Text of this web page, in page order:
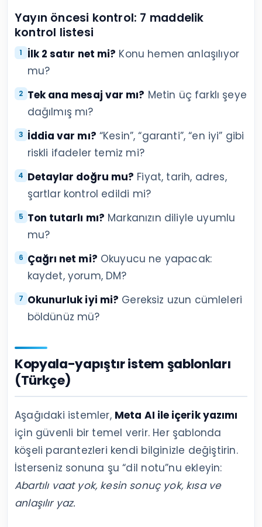
Yayın öncesi kontrol: 7 maddelik
kontrol listesi
İlk 2 satır net mi? Konu hemen anlaşılıyor
mu?
Tek ana mesaj var mı? Metin üç farklı şeye
dağılmış mı?
İddia var mı? “Kesin”, “garanti”, “en iyi” gibi
riskli ifadeler temiz mi?
Detaylar doğru mu? Fiyat, tarih, adres,
şartlar kontrol edildi mi?
Ton tutarlı mı? Markanızın diliyle uyumlu
mu?
Çağrı net mi? Okuyucu ne yapacak:
kaydet, yorum, DM?
Okunurluk iyi mi? Gereksiz uzun cümleleri
böldünüz mü?
Kopyala-yapıştır istem şablonları
(Türkçe)
Aşağıdaki istemler, Meta AI ile içerik yazımı
için güvenli bir temel verir. Her şablonda
köşeli parantezleri kendi bilginizle değiştirin.
İsterseniz sonuna şu “dil notu”nu ekleyin:
Abartılı vaat yok, kesin sonuç yok, kısa ve
anlaşılır yaz.